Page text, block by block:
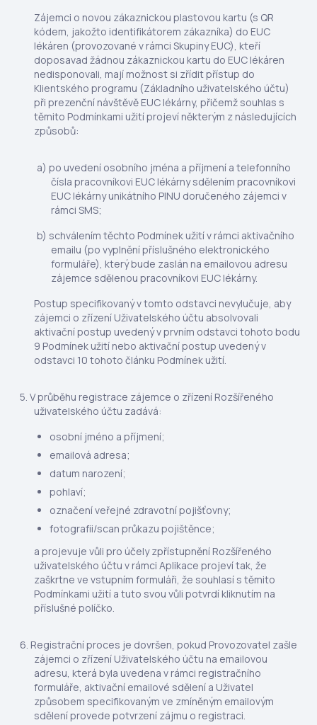
Zájemci o novou zákaznickou plastovou kartu (s QR
kódem, jakožto identifikátorem zákazníka) do EUC
lékáren (provozované v rámci Skupiny EUC), kteří
doposavad žádnou zákaznickou kartu do EUC lékáren
nedisponovali, mají možnost si zřídit přístup do
Klientského programu (Základního uživatelského účtu)
při prezenční návštěvě EUC lékárny, přičemž souhlas s
těmito Podmínkami užití projeví některým z následujících
způsobů:
po uvedení osobního jména a příjmení a telefonního
čísla pracovníkovi EUC lékárny sdělením pracovníkovi
EUC lékárny unikátního PINU doručeného zájemci v
rámci SMS;
schválením těchto Podmínek užití v rámci aktivačního
emailu (po vyplnění příslušného elektronického
formuláře), který bude zaslán na emailovou adresu
zájemce sdělenou pracovníkovi EUC lékárny.
Postup specifikovaný v tomto odstavci nevylučuje, aby
zájemci o zřízení Uživatelského účtu absolvovali
aktivační postup uvedený v prvním odstavci tohoto bodu
9 Podmínek užití nebo aktivační postup uvedený v
odstavci 10 tohoto článku Podmínek užití.
V průběhu registrace zájemce o zřízení Rozšířeného
uživatelského účtu zadává:
osobní jméno a příjmení;
emailová adresa;
datum narození;
pohlaví;
označení veřejné zdravotní pojišťovny;
fotografii/scan průkazu pojištěnce;
a projevuje vůli pro účely zpřístupnění Rozšířeného
uživatelského účtu v rámci Aplikace projeví tak, že
zaškrtne ve vstupním formuláři, že souhlasí s těmito
Podmínkami užití a tuto svou vůli potvrdí kliknutím na
příslušné políčko.
Registrační proces je dovršen, pokud Provozovatel zašle
zájemci o zřízení Uživatelského účtu na emailovou
adresu, která byla uvedena v rámci registračního
formuláře, aktivační emailové sdělení a Uživatel
způsobem specifikovaným ve zmíněným emailovým
sdělení provede potvrzení zájmu o registraci.